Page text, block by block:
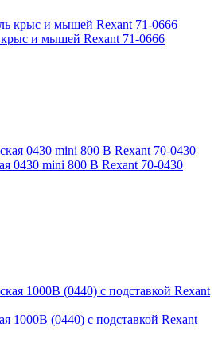
и мышей Rexant 71-0666
0430 mini 800 В Rexant 70-0430
1000В (0440) с подставкой Rexant